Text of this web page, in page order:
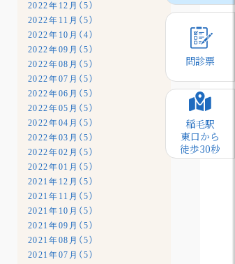
2022年12月（5）
2022年11月（5）
2022年10月（4）
2022年09月（5）
2022年08月（5）
2022年07月（5）
2022年06月（5）
2022年05月（5）
2022年04月（5）
2022年03月（5）
2022年02月（5）
2022年01月（5）
2021年12月（5）
2021年11月（5）
2021年10月（5）
2021年09月（5）
2021年08月（5）
2021年07月（5）
問診票
稲毛駅
東口から
徒歩30秒